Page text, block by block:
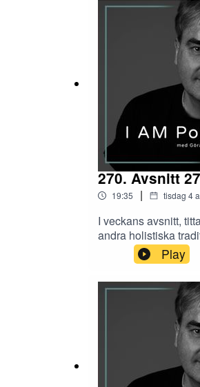
270. Avsnitt
19:35 | tisdag 4
I veckans avsnitt,
andra holistiska
Play